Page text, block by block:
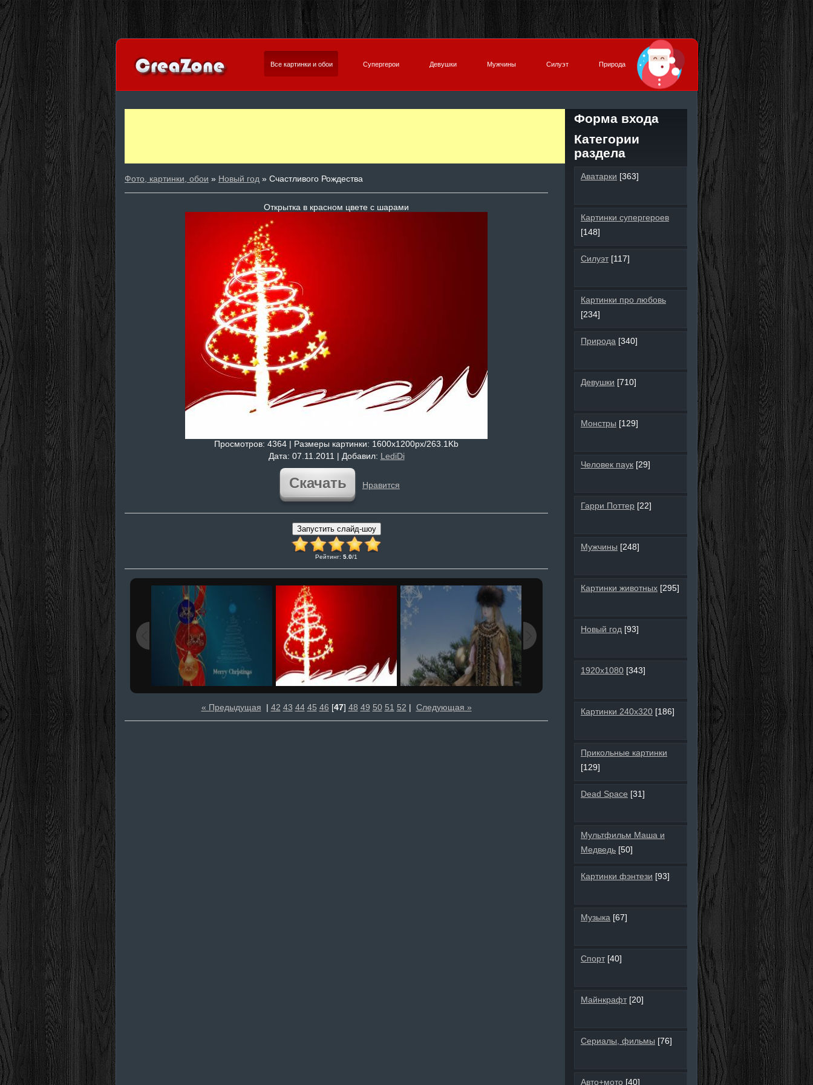
Все картинки и обои Супергерои Девушки Мужчины Силуэт Природа
Фото, картинки, обои » Новый год » Счастливого Рождества
Открытка в красном цвете с шарами
Просмотров: 4364 | Размеры картинки: 1600x1200px/263.1Kb
Дата: 07.11.2011 | Добавил: LediDi
Скачать Нравится
Рейтинг: 5.0/1
« Предыдущая | 42 43 44 45 46 [47] 48 49 50 51 52 | Следующая »
Форма входа
Категории
раздела
Аватарки [363]
Картинки супергероев
[148]
Силуэт [117]
Картинки про любовь
[234]
Природа [340]
Девушки [710]
Монстры [129]
Человек паук [29]
Гарри Поттер [22]
Мужчины [248]
Картинки животных [295]
Новый год [93]
1920х1080 [343]
Картинки 240х320 [186]
Прикольные картинки
[129]
Dead Space [31]
Мультфильм Маша и
Медведь [50]
Картинки фэнтези [93]
Музыка [67]
Спорт [40]
Майнкрафт [20]
Сериалы, фильмы [76]
Авто+мото [40]